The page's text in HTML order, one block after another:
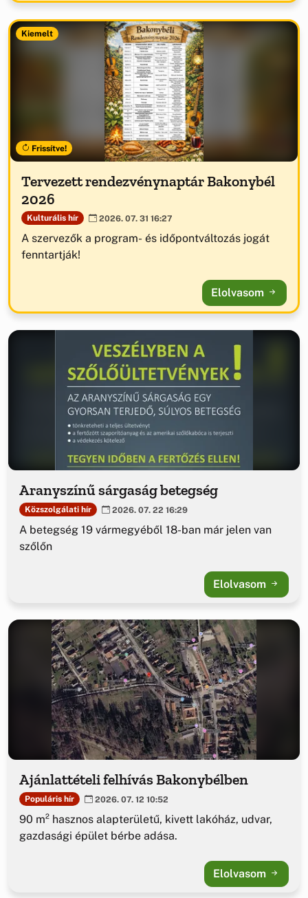
Kiemelt
Frissítve!
Tervezett rendezvénynaptár Bakonybél
2026
Kulturális hír 2026. 07. 31 16:27
A szervezők a program- és időpontváltozás jogát
fenntartják!
Elolvasom
Aranyszínű sárgaság betegség
Közszolgálati hír 2026. 07. 22 16:29
A betegség 19 vármegyéből 18-ban már jelen van
szőlőn
Elolvasom
Ajánlattételi felhívás Bakonybélben
Populáris hír 2026. 07. 12 10:52
90 m² hasznos alapterületű, kivett lakóház, udvar,
gazdasági épület bérbe adása.
Elolvasom